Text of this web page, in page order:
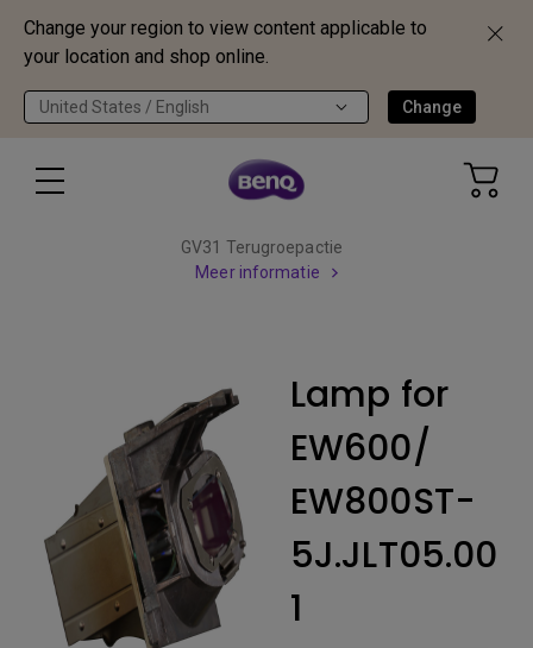
Change your region to view content applicable to
your location and shop online.
United States / English Change
GV31 Terugroepactie
Meer informatie
Lamp for
EW600/
EW800ST-
5J.JLT05.00
1